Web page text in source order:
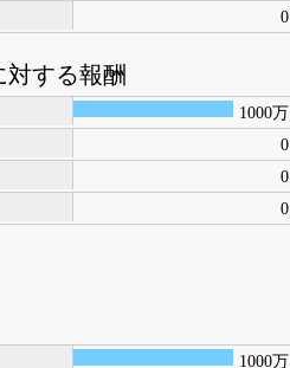
0
対する報酬
1000万
0
0
0
1000万